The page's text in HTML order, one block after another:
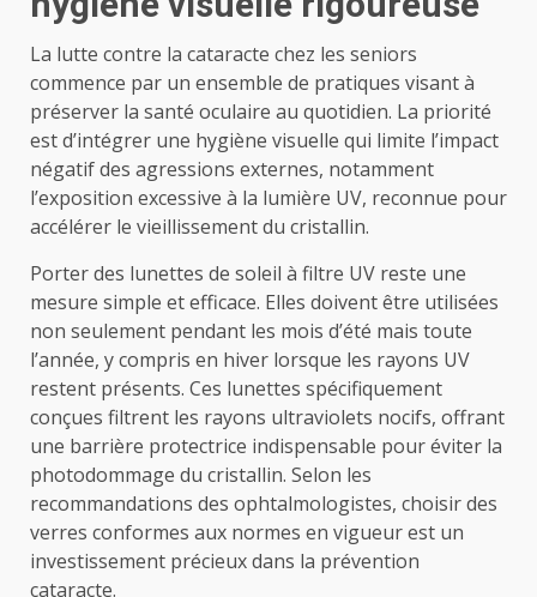
La lutte contre la cataracte chez les seniors
commence par un ensemble de pratiques visant à
préserver la santé oculaire au quotidien. La priorité
est d’intégrer une hygiène visuelle qui limite l’impact
négatif des agressions externes, notamment
l’exposition excessive à la lumière UV, reconnue pour
accélérer le vieillissement du cristallin.
Porter des lunettes de soleil à filtre UV reste une
mesure simple et efficace. Elles doivent être utilisées
non seulement pendant les mois d’été mais toute
l’année, y compris en hiver lorsque les rayons UV
restent présents. Ces lunettes spécifiquement
conçues filtrent les rayons ultraviolets nocifs, offrant
une barrière protectrice indispensable pour éviter la
photodommage du cristallin. Selon les
recommandations des ophtalmologistes, choisir des
verres conformes aux normes en vigueur est un
investissement précieux dans la prévention
cataracte.